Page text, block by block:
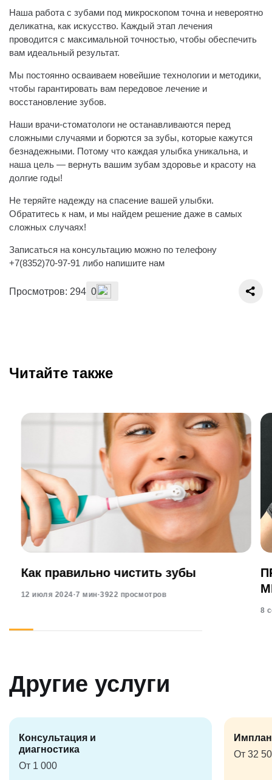
Наша работа с зубами под микроскопом точна и невероятно
деликатна, как искусство. Каждый этап лечения
проводится с максимальной точностью, чтобы обеспечить
вам идеальный результат.
Мы постоянно осваиваем новейшие технологии и методики,
чтобы гарантировать вам передовое лечение и
восстановление зубов.
Наши врачи-стоматологи не останавливаются перед
сложными случаями и борются за зубы, которые кажутся
безнадежными. Потому что каждая улыбка уникальна, и
наша цель — вернуть вашим зубам здоровье и красоту на
долгие годы!
Не теряйте надежду на спасение вашей улыбки.
Обратитесь к нам, и мы найдем решение даже в самых
сложных случаях!
Записаться на консультацию можно по телефону
+7(8352)70-97-91 либо напишите нам
Просмотров: 294 0
Читайте также
Как правильно чистить зубы
12 июля 2024·7 мин·3922 просмотров
8
Другие услуги
Консультация и
диагностика
От 1 000
От 32